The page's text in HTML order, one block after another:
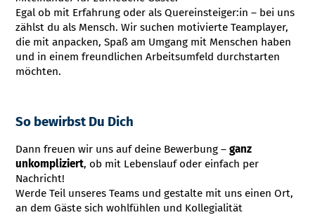
Egal ob mit Erfahrung oder als Quereinsteiger:in – bei uns
zählst du als Mensch. Wir suchen motivierte Teamplayer,
die mit anpacken, Spaß am Umgang mit Menschen haben
und in einem freundlichen Arbeitsumfeld durchstarten
möchten.
So bewirbst Du Dich
Dann freuen wir uns auf deine Bewerbung –ganz
unkompliziert, ob mit Lebenslauf oder einfach per
Nachricht!
Werde Teil unseres Teams und gestalte mit uns einen Ort,
an dem Gäste sich wohlfühlen und Kollegialität